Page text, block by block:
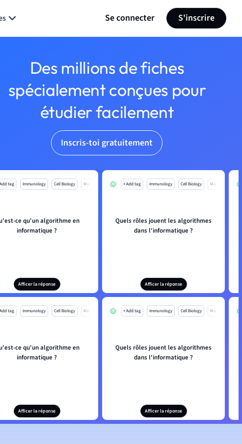
Se connecter S'inscrire
Des millions de fiches
spécialement conçues pour
étudier facilement
Inscris-toi gratuitement
tag Immunology Cell Biology Mo
ce qu'un algorithme en
informatique ?
Afficer la réponse
+ Add tag Immunology Cell Biology Mo
Quels rôles jouent les algorithmes
dans l'informatique ?
Afficer la réponse
tag Immunology Cell Biology Mo
ce qu'un algorithme en
informatique ?
Afficer la réponse
+ Add tag Immunology Cell Biology Mo
Quels rôles jouent les algorithmes
dans l'informatique ?
Afficer la réponse